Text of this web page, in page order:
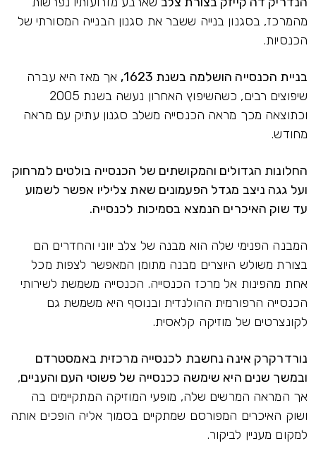
מהמרכז, בסגנון בנייה ששבר את סגנון הבנייה המסורתי של
הכנסיות.
בניית הכנסייה הושלמה בשנת 1623,
אך מאז היא עברה
שיפוצים רבים, כשהשיפוץ האחרון נעשה בשנת 2005
וכתוצאה מכך מראה הכנסייה משלב סגנון עתיק עם מראה
מחודש.
החלונות הגדולים והמקושתים של הכנסייה בולטים למרחוק
ועל גגה ניצב מגדל הפעמונים שאת צליליו אפשר לשמוע
עד שוק האיכרים הנמצא בסמיכות לכנסייה.
המבנה הפנימי שלה הוא מבנה של צלב יווני והחדרים הם
בצורת משולש היוצרים מבנה מתומן המאפשר לצפות מכל
אחת מהפינות אל מרכז הכנסייה. הכנסייה משמשת לשירותי
הכנסייה הרפורמית ההולנדית ובנוסף היא משמשת גם
לקונצרטים של מוזיקה קלאסית.
נורדרקרק אינה נחשבת לכנסייה מרכזית באמסטרדם
ובמשך שנים היא שימשה ככנסייה של פשוטי העם והעניים,
אך המראה המרשים שלה, מופעי המוזיקה המתקיימים בה
ושוק האיכרים המפורסם שמתקיים בסמוך אליה הופכים אותה
למקום מעניין לביקור.